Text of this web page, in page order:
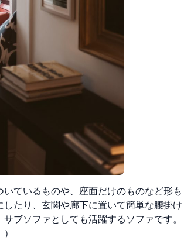
ているものや、座面だけのものなど形も
たり、玄関や廊下に置いて簡単な腰掛け
ブソファとしても活躍するソファです。